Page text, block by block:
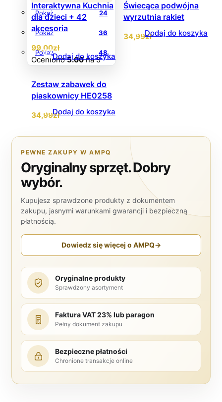
Pokaż 24
Pokaż 36
Pokaż 48
Interaktywna Kuchnia
dla dzieci + 42
akcesoria
99,00zł
Oceniono5.00na 5
Dodaj do koszyka
Świecąca podwójna
wyrzutnia rakiet
34,99zł
Dodaj do koszyka
Zestaw zabawek do
piaskownicy HE0258
34,99zł
Dodaj do koszyka
PEWNE ZAKUPY W AMPQ
Oryginalny sprzęt. Dobry
wybór.
Kupujesz sprawdzone produkty z dokumentem
zakupu, jasnymi warunkami gwarancji i bezpieczną
płatnością.
Dowiedz się więcej o AMPQ→
Oryginalne produkty
Sprawdzony asortyment
Faktura VAT 23% lub paragon
Pełny dokument zakupu
Bezpieczne płatności
Chronione transakcje online